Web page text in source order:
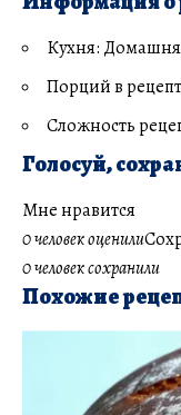
Кухня:
Порций в
Сложность
Голосуй,
Мне нравится
0 человек оценили
0 человек сохранили
Похожие